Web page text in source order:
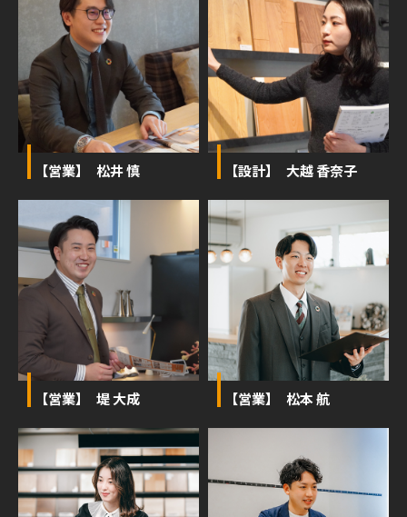
【営業】 松井 慎 【設計】 大越 香奈子
【営業】 堤 大成 【営業】 松本 航